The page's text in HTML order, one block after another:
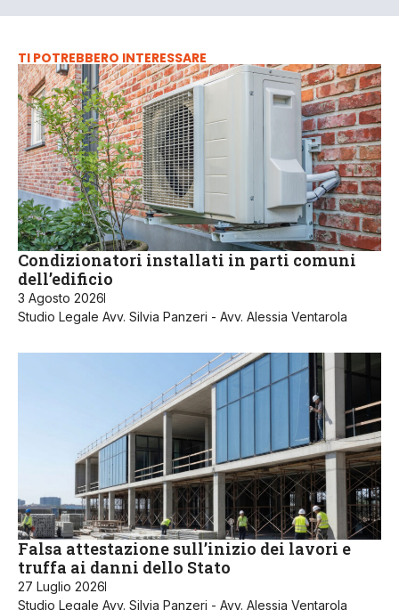
TI POTREBBERO INTERESSARE
Condizionatori installati in parti comuni
dell’edificio
3 Agosto 2026
Studio Legale Avv. Silvia Panzeri - Avv. Alessia Ventarola
Falsa attestazione sull’inizio dei lavori e
truffa ai danni dello Stato
27 Luglio 2026
Studio Legale Avv. Silvia Panzeri - Avv. Alessia Ventarola